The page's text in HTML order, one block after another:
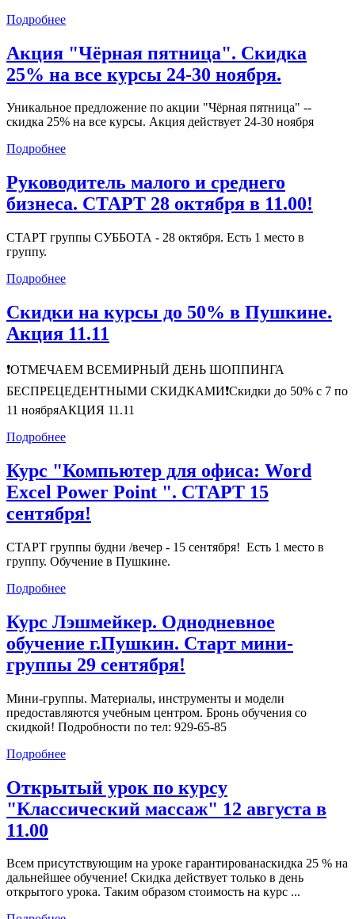
Подробнее
Акция "Чёрная пятница". Скидка
25% на все курсы 24-30 ноября.
Уникальное предложение по акции "Чёрная пятница" --
скидка 25% на все курсы. Акция действует 24-30 ноября
Подробнее
Руководитель малого и среднего
бизнеса. СТАРТ 28 октября в 11.00!
СТАРТ группы СУББОТА - 28 октября. Есть 1 место в
группу.
Подробнее
Скидки на курсы до 50% в Пушкине.
Акция 11.11
❗ОТМЕЧАЕМ ВСЕМИРНЫЙ ДЕНЬ ШОППИНГА
БЕСПРЕЦЕДЕНТНЫМИ СКИДКАМИ❗Скидки до 50% с 7 по
11 ноябряАКЦИЯ 11.11
Подробнее
Курс "Компьютер для офиса: Word
Excel Power Point ". СТАРТ 15
сентября!
СТАРТ группы будни /вечер - 15 сентября! Есть 1 место в
группу. Обучение в Пушкине.
Подробнее
Курс Лэшмейкер. Однодневное
обучение г.Пушкин. Старт мини-
группы 29 сентября!
Мини-группы. Материалы, инструменты и модели
предоставляются учебным центром. Бронь обучения со
скидкой! Подробности по тел: 929-65-85
Подробнее
Открытый урок по курсу
"Классический массаж" 12 августа в
11.00
Всем присутствующим на уроке гарантированаскидка 25 % на
дальнейшее обучение! Скидка действует только в день
открытого урока. Таким образом стоимость на курс ...